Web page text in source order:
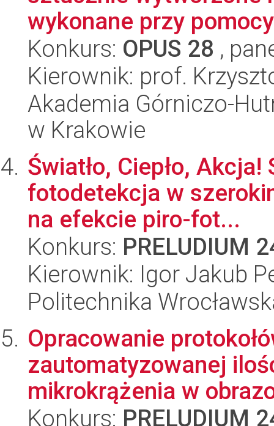
wykonane przy
Konkurs: OPUS 28 ,
Kierownik: prof.
Akademia Górniczo-
w Krakowie
Światło, Ciepło,
fotodetekcja w
na efekcie piro-fot...
Konkurs: PRELUDIUM
Kierownik: Igor Jakub
Politechnika
Opracowanie
zautomatyzowanej
mikrokrążenia w
Konkurs: PRELUDIUM